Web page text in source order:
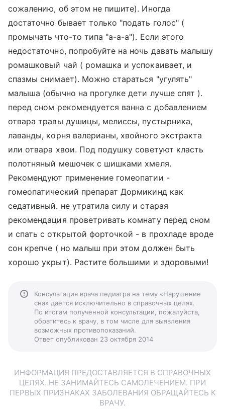
сожалению, об этом не пишите). Иногда
достаточно бывает только "подать голос" (
промычать что-то типа "а-а-а"). Если этого
недостаточно, попробуйте на ночь давать малышу
ромашковый чай ( ромашка и успокаивает, и
спазмы снимает). Можно стараться "угулять"
малыша (обычно на прогулке дети лучше спят ).
перед сном рекомендуется ванна с добавлением
отвара травы душицы, мелиссы, пустырника,
лаванды, корня валерианы, хвойного экстракта
или отвара хвои. Под подушку советуют класть
полотняный мешочек с шишками хмеля.
Рекомендуют применение гомеопатии -
гомеопатический препарат Дормикинд как
седативный. не утратила силу и старая
рекомендация проветривать комнату перед сном
и спать с открытой форточкой - в прохладе вроде
сон крепче ( но малыш при этом должен быть
хорошо укрыт). Растите большими и здоровыми!
Консультация врача педиатра на тему «Нарушение
сна» дается исключительно в справочных целях.
По итогам полученной консультации, пожалуйста,
обратитесь к врачу, в том числе для выявления
возможных противопоказаний.
Ответ опубликован 23 октября 2014
ИНФОРМАЦИЯ ПРЕДОСТАВЛЯЕТСЯ В СПРАВОЧНЫХ
ЦЕЛЯХ. НЕ ЗАНИМАЙТЕСЬ САМОЛЕЧЕНИЕМ. ПРИ
ПЕРВЫХ ПРИЗНАКАХ ЗАБОЛЕВАНИЯ ОБРАЩАЙТЕСЬ К
ВРАЧУ.